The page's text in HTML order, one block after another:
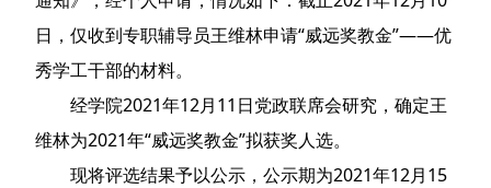
日，仅收到专职辅导员王维林申请“威远奖教金”——优
秀学工干部的材料。
经学院2021年12月11日党政联席会研究，确定王
维林为2021年“威远奖教金”拟获奖人选。
现将评选结果予以公示，公示期为2021年12月15